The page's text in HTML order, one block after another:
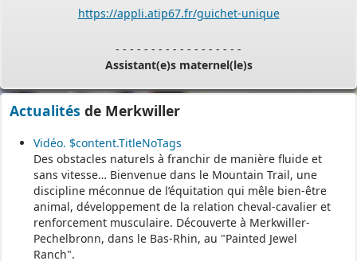
Assistant(e)s maternel(le)s
Vous trouverez les listes des assistants maternels
assistants-maternels-bas-rhin/
Il est mis à jour tous les vendredis.
Le sitehttps://monenfant.fr/de la CAF présente les disponibilités
des assistants maternels.
- - - - - - - - - - - - - - - - - -
Actualités de Merkwiller
Vidéo. $content.TitleNoTags
Des obstacles naturels à franchir de manière fluide et
sans vitesse… Bienvenue dans le Mountain Trail, une
discipline méconnue de l’équitation qui mêle bien-être
animal, développement de la relation cheval-cavalier et
renforcement musculaire. Découverte à Merkwiller-
Pechelbronn, dans le Bas-Rhin, au "Painted Jewel
Ranch".